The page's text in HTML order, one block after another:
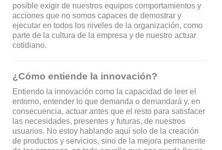
posible exigir de nuestros equipos comportamientos y
acciones que no somos capaces de demostrar y
ejecutar en todos los niveles de la organización, como
parte de la cultura de la empresa y de nuestro actuar
cotidiano.
¿Cómo entiende la innovación?
Entiendo la innovación como la capacidad de leer el
entorno, entender lo que demanda o demandará y, en
consecuencia, actuar antes que el resto para satisfacer
las necesidades, presentes y futuras, de nuestros
usuarios. No estoy hablando aquí solo de la creación
de productos y servicios, sino de la mejora permanente